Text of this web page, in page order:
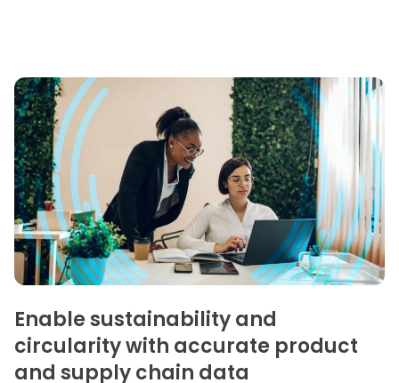
Enable sustainability and
circularity with accurate product
and supply chain data